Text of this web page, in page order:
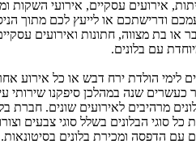
אירועים עסקיים, אירועי
או לייעץ לכם מתוך
בת מצווה, חתונות ואירועים
עם בלונים.
לימי הולדת ירח דבש או כל אירוע
כעשרים שנה במהלכן סיפקנו
מרהיבים לאירועים שונים. חברת
סוגי הבלונים בשלל סוגי צבעים
עם הדפסה ומכירת בלונים בסיטונאות.